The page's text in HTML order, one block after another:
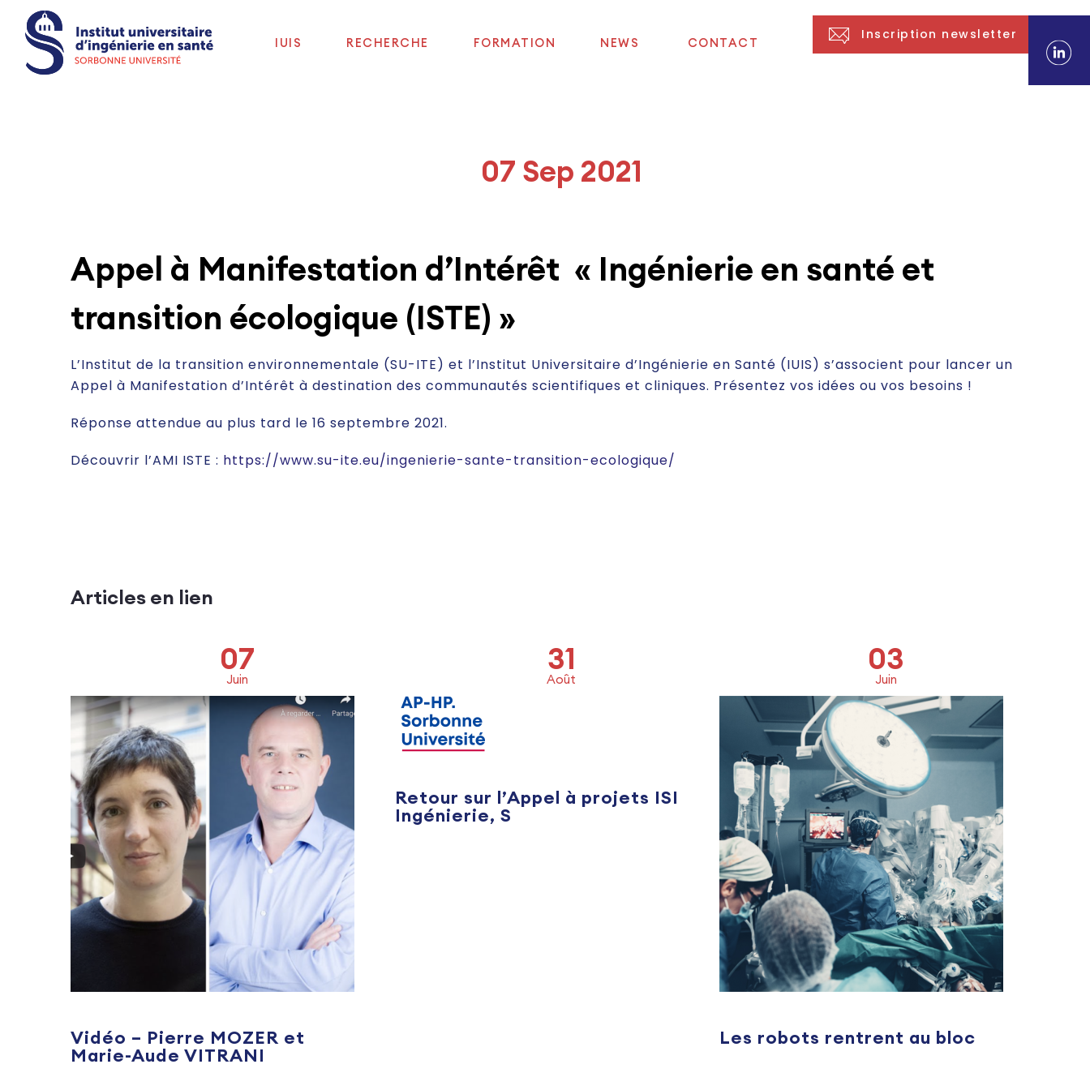
IUIS RECHERCHE FORMATION NEWS CONTACT
Inscription newsletter
07 Sep 2021
Appel à Manifestation d’Intérêt « Ingénierie en santé et
transition écologique (ISTE) »
L’Institut de la transition environnementale (SU-ITE) et l’Institut Universitaire d’Ingénierie en Santé (IUIS) s’associent pour lancer un
Appel à Manifestation d’Intérêt à destination des communautés scientifiques et cliniques. Présentez vos idées ou vos besoins !
Réponse attendue au plus tard le 16 septembre 2021.
Découvrir l’AMI ISTE : https://www.su-ite.eu/ingenierie-sante-transition-ecologique/
Articles en lien
07
Juin
Vidéo – Pierre MOZER et
Marie-Aude VITRANI
31
Août
Retour sur l’Appel à projets ISI
Ingénierie, S
03
Juin
Les robots rentrent au bloc